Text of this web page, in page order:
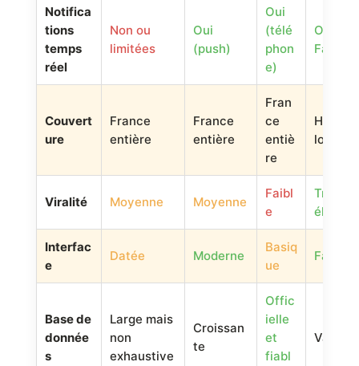
Notifica
tions
temps
réel
Non ou
limitées
Oui
(push)
Oui
(télé
phon
e)
Oui
Couvert
ure
France
entière
France
entière
Fran
ce
entiè
re
Hyper-
locale
Viralité Moyenne Moyenne
Faibl
e
Très
élevée
Interfac
e
Datée Moderne
Basiq
ue
Base de
donnée
s
Large mais
non
exhaustive
Croissan
te
Offic
ielle
et
fiabl